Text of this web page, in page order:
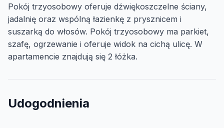
Pokój trzyosobowy oferuje dźwiękoszczelne ściany,
jadalnię oraz wspólną łazienkę z prysznicem i
suszarką do włosów. Pokój trzyosobowy ma parkiet,
szafę, ogrzewanie i oferuje widok na cichą ulicę. W
apartamencie znajdują się 2 łóżka.
Udogodnienia